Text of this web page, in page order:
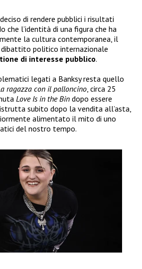
di rendere pubblici i risultati
che l’identità di una figura che ha
la cultura contemporanea, il
politico internazionale
di interesse pubblico.
legati a Banksy resta quello
ragazza con il palloncino , circa 25
Love Is in the Bin dopo essere
subito dopo la vendita all’asta,
alimentato il mito di uno
del nostro tempo.